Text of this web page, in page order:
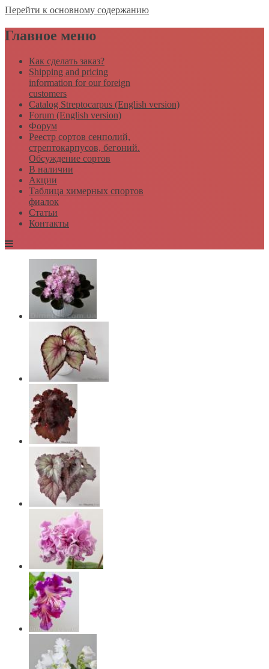
Перейти к основному содержанию
Главное меню
Как сделать заказ?
Shipping and pricing
information for our foreign
customers
Catalog Streptocarpus (English version)
Forum (English version)
Форум
Реестр сортов сенполий,
стрептокарпусов, бегоний.
Обсуждение сортов
В наличии
Акции
Таблица химерных спортов
фиалок
Статьи
Контакты